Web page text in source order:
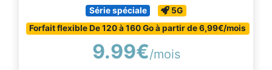
Série spéciale
5G
Forfait flexible De 120 à 160 Go à partir de 6,99€/mois
9.99€/mois